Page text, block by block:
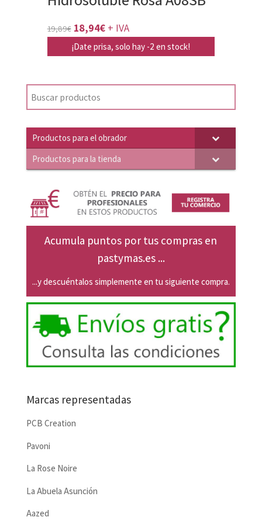
19,89€ El
precio
19,89€.
18,94€El
precio
+ IVA
¡Date prisa, solo hay -2 en stock!
Productos para el obrador
Productos para la tienda
Acumula puntos por tus compras en
pastymas.es ...
...y descuéntalos simplemente en tu siguiente compra.
Marcas representadas
PCB Creation
Pavoni
La Rose Noire
La Abuela Asunción
Aazed